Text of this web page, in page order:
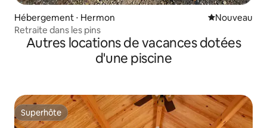
Hébergement ⋅ Hermon Nouvel
Nouveau
Retraite dans les pins
Autres locations de vacances dotées
d'une piscine
Superhôte
Superhôte